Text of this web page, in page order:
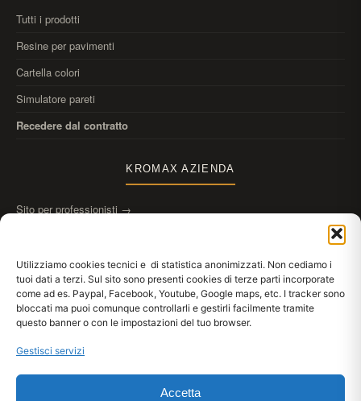
Utilizziamo cookies tecnici e di statistica anonimizzati. Non cediamo i
tuoi dati a terzi. Sul sito sono presenti cookies di terze parti incorporate
come ad es. Paypal, Facebook, Youtube, Google maps, etc. I tracker sono
bloccati ma puoi comunque controllarli e gestirli facilmente tramite
questo banner o con le impostazioni del tuo browser.
Gestisci servizi
Accetta
Tutti i prodotti
Resine per pavimenti
Cartella colori
Simulatore pareti
Recedere dal contratto
KROMAX AZIENDA
Sito per professionisti →
Contatti
Scarica
Google Play